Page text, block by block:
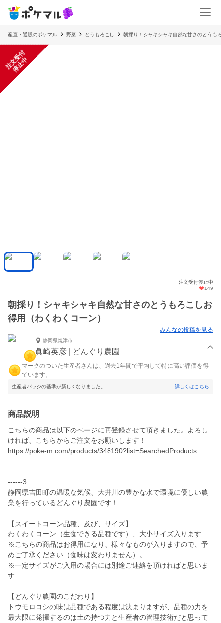
産直・通販のポケマル 野菜 とうもろこし 朝採り！シャキシャキ自然な甘さのとうも
注
文
受
付
停
止
中
注文受付停止中
149
朝採り！シャキシャキ自然な甘さのとうもろこしお
得用（わくわくコーン）
みんなの投稿を見る
静岡県焼津市
眞崎英彦 | どんぐり農園
マークのついた生産者さんは、過去1年間で平均して特に高い評価を得
ています。
生産者バッジの基準が新しくなりました。 詳しくはこちら
商品説明
こちらの商品は以下のページに再登録させて頂きました。よろし
ければ、こちらからご注文をお願いします！
https://poke-m.com/products/348190?list=SearchedProducts
------3
静岡県吉田町の温暖な気候、大井川の豊かな水で環境に優しい農
業を行っているどんぐり農園です！
【スイートコーン品種、及び、サイズ】
わくわくコーン（生食できる品種です）、大小サイズ入ります
※こちらの商品はお得用になり、様々なものが入りますので、予
めご了承ください（食味は変わりません）。
※一定サイズがご入用の場合には別途ご連絡を頂ければと思いま
す
【どんぐり農園のこだわり】
トウモロコシの味は品種である程度は決まりますが、品種の力を
最大限に発揮するのは土の持つ力と生産者の管理技術だと思って